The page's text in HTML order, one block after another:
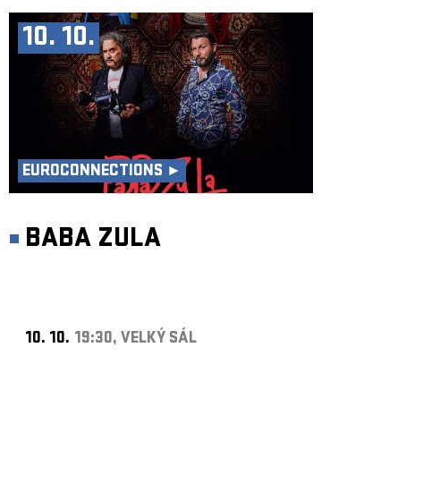
10. 10.
EUROCONNECTIONS ►
BABA ZULA
10. 10. 19:30, VELKÝ SÁL